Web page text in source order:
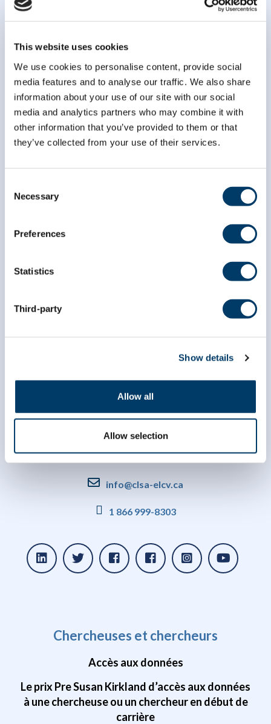
This website uses cookies
We use cookies to personalise content, provide social
media features and to analyse our traffic. We also share
information about your use of our site with our social
media and analytics partners who may combine it with
other information that you’ve provided to them or that
they’ve collected from your use of their services.
Selection
Necessary
Preferences
Statistics
Third-party
Show details
Allow all
Allow selection
infolettre
*champ obligatoire
Courriel *
Prénom*
Nom
info@clsa-elcv.ca
1 866 999-8303
Chercheuses et chercheurs
Accès aux données
Le prix Pre Susan Kirkland d’accès aux données
à une chercheuse ou un chercheur en début de
carrière